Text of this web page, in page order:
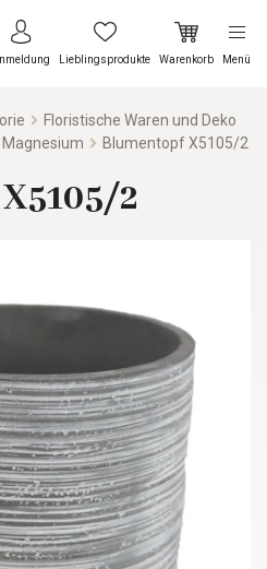
Lieblingsprodukte Warenkorb Menü
Floristische Waren und Deko
Blumentopf X5105/2
2